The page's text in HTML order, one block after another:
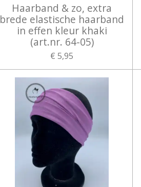
Haarband & zo, extra
brede elastische haarband
in effen kleur khaki
(art.nr. 64-05)
€ 5,95